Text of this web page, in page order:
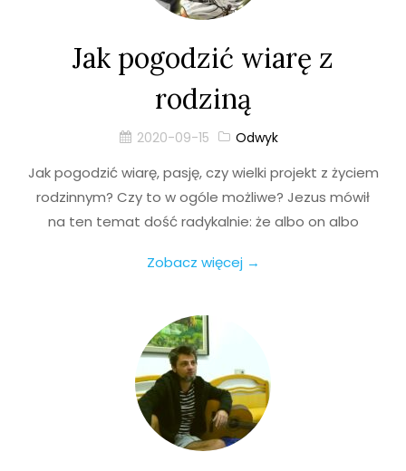
Jak pogodzić wiarę z
rodziną
2020-09-15 Odwyk
Jak pogodzić wiarę, pasję, czy wielki projekt z życiem
rodzinnym? Czy to w ogóle możliwe? Jezus mówił
na ten temat dość radykalnie: że albo on albo
Zobacz więcej →